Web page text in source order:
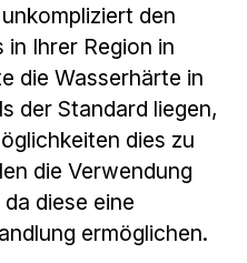
den
Ihrer Region in
die Wasserhärte in
der Standard liegen,
dies zu
die Verwendung
diese eine
ermöglichen.